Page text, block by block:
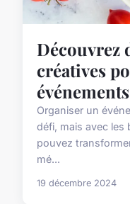
Découvrez
créatives
Organiser un
défi, mais avec les
pouvez
mé...
19 décembre 2024